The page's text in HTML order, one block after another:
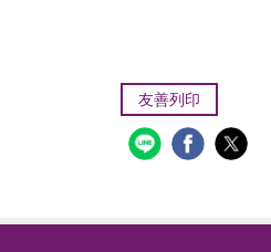
友善列印